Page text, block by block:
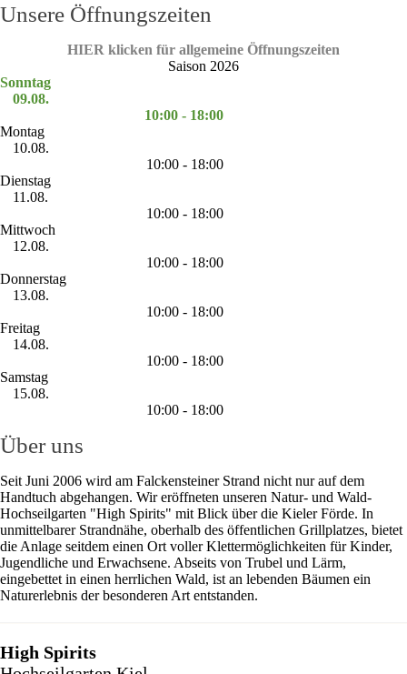
Unsere Öffnungszeiten
HIER klicken für allgemeine Öffnungszeiten
Saison 2026
Sonntag
09.08.
10:00 - 18:00
Montag
10.08.
10:00 - 18:00
Dienstag
11.08.
10:00 - 18:00
Mittwoch
12.08.
10:00 - 18:00
Donnerstag
13.08.
10:00 - 18:00
Freitag
14.08.
10:00 - 18:00
Samstag
15.08.
10:00 - 18:00
Über uns
Seit Juni 2006 wird am Falckensteiner Strand nicht nur auf dem
Handtuch abgehangen. Wir eröffneten unseren Natur- und Wald-
Hochseilgarten "High Spirits" mit Blick über die Kieler Förde. In
unmittelbarer Strandnähe, oberhalb des öffentlichen Grillplatzes, bietet
die Anlage seitdem einen Ort voller Klettermöglichkeiten für Kinder,
Jugendliche und Erwachsene. Abseits von Trubel und Lärm,
eingebettet in einen herrlichen Wald, ist an lebenden Bäumen ein
Naturerlebnis der besonderen Art entstanden.
High Spirits